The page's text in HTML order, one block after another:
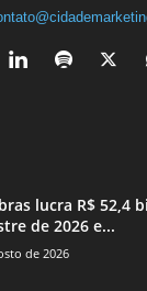
lucra R$ 52,4
de 2026 e...
de 2026